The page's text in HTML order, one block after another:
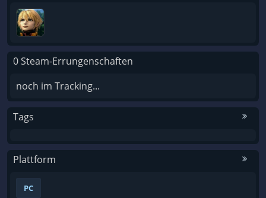
0 Steam-Errungenschaften
noch im Tracking...
Tags
Plattform
PC